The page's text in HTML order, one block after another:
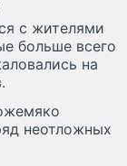
с жителями
больше всего
на
неотложных